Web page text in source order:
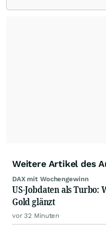
Redaktion
Weitere Artikel des
DAX mit Wochengewinn
US-Jobdaten als Turbo:
Gold glänzt
vor 32 Minuten